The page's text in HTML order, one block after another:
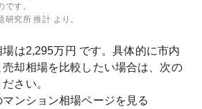
す。
究所 推計 より。
場は2,295万円 です。具体的に市内
却相場を比較したい場合は、次の
さい。
マンション相場ページを見る